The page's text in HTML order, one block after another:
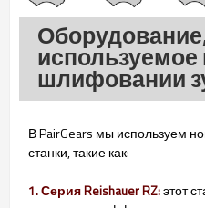
используемое
шлифовании
В PairGears мы используем
станки, такие как:
1. Серия Reishauer RZ:этот